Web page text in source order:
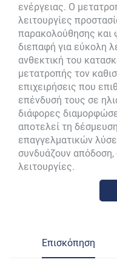
ενέργειας. Ο
λειτουργίες
παρακολούθησης και
διεπαφή για εύκολη
ανθεκτική του
μετατροπής τον
επιχειρήσεις που
επένδυσή τους σε
διάφορες
αποτελεί τη
επαγγελματικών
συνδυάζουν απόδοση,
λειτουργίες.
Επισκόπηση